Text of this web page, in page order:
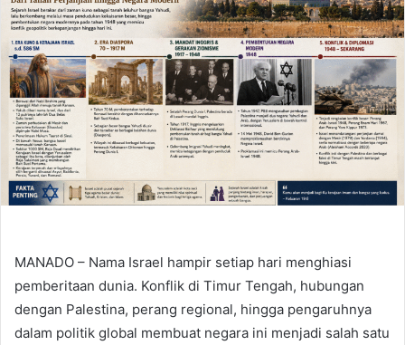
MANADO – Nama Israel hampir setiap hari menghiasi
pemberitaan dunia. Konflik di Timur Tengah, hubungan
dengan Palestina, perang regional, hingga pengaruhnya
dalam politik global membuat negara ini menjadi salah satu